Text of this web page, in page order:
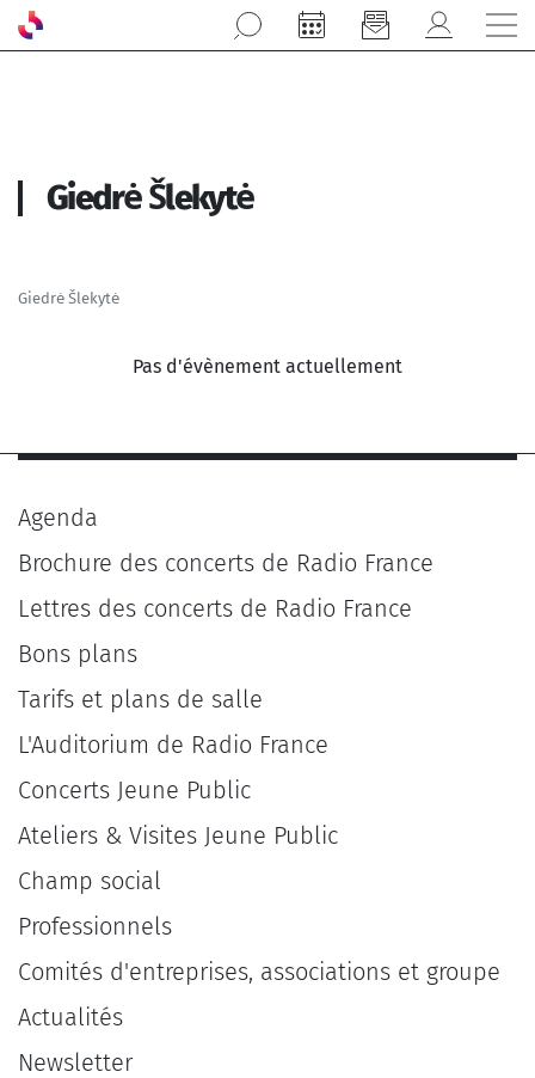
Aller au contenu principal
Giedrė Šlekytė
Giedrė Šlekytė
Pas d'évènement actuellement
Agenda
Brochure des concerts de Radio France
Lettres des concerts de Radio France
Bons plans
Tarifs et plans de salle
L'Auditorium de Radio France
Concerts Jeune Public
Ateliers & Visites Jeune Public
Champ social
Professionnels
Comités d'entreprises, associations et groupe
Actualités
Newsletter